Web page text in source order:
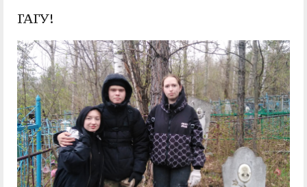
модуль «Обучение
отпуска обучающимся
ГАГУ!